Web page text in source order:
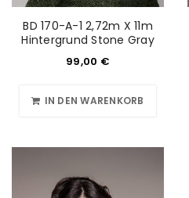
BD 170-A-1 2,72m X 11m
Hintergrund Stone Gray
99,00 €
IN DEN WARENKORB